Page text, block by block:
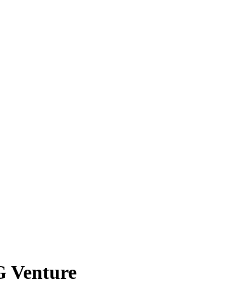
Venture